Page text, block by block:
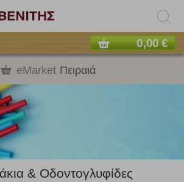
0,00 €
eMarket Πειραιά
& Οδοντογλυφίδες